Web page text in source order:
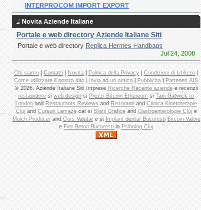
INTERPROCOM IMPORT EXPORT
Novita Aziende Italiane
Portale e web directory Aziende Italiane Siti
Portale e web directory Replica Hermes Handbags
Jul 24, 2008
Chi siamo|Contatti|Novita| Politica della Privacy|Condizioni di Utilizzo|
Come utilizzare il nostro sito| Invia ad un amico|Pubblicita|Parteneri AIS
© 2026. Aziende Italiane Siti ImpreseRicerche Recente aziendee recenzii
restaurantesiweb designsiPrezzi Bitcoin Ethereum siTaxi Gatwick to
LondonandRestaurants Reviews and RistorantiandClinica Kinetoterapie
ClujandCursuri Lamazecat siStatii GraficeandGastroenterologie Cluje
Mulch ProducerandCurs Valutare siImplant dentar Bucuresti Bitcoin Valore
e Fier Beton Bucurestiin Psiholog Cluj